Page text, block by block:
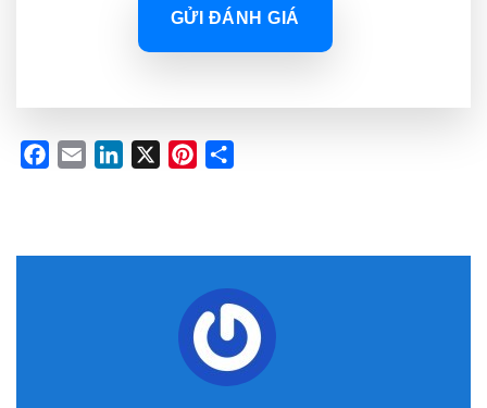
GỬI ĐÁNH GIÁ
Facebook
Email LinkedIn Pinterest